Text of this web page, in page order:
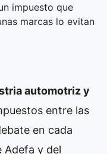
impuesto que
marcas lo evitan
automotriz y
entre las
en cada
Adefa y del